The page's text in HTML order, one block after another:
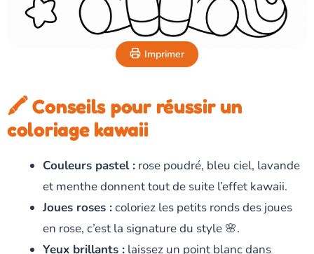
Imprimer
🖍️ Conseils pour réussir un
coloriage kawaii
Couleurs pastel : rose poudré, bleu ciel, lavande
et menthe donnent tout de suite l’effet kawaii.
Joues roses :coloriez les petits ronds des joues
en rose, c’est la signature du style 🌸.
Yeux brillants : laissez un point blanc dans